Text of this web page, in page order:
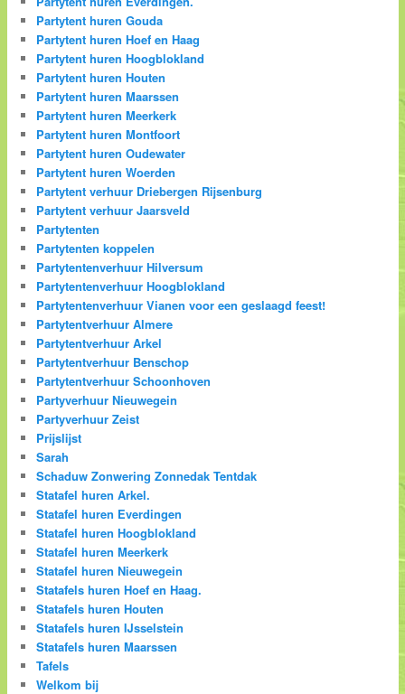
Partytent huren Gouda
Partytent huren Hoef en Haag
Partytent huren Hoogblokland
Partytent huren Houten
Partytent huren Maarssen
Partytent huren Meerkerk
Partytent huren Montfoort
Partytent huren Oudewater
Partytent huren Woerden
Partytent verhuur Driebergen Rijsenburg
Partytent verhuur Jaarsveld
Partytenten
Partytenten koppelen
Partytentenverhuur Hilversum
Partytentenverhuur Hoogblokland
Partytentenverhuur Vianen voor een geslaagd feest!
Partytentverhuur Almere
Partytentverhuur Arkel
Partytentverhuur Benschop
Partytentverhuur Schoonhoven
Partyverhuur Nieuwegein
Partyverhuur Zeist
Prijslijst
Sarah
Schaduw Zonwering Zonnedak Tentdak
Statafel huren Arkel.
Statafel huren Everdingen
Statafel huren Hoogblokland
Statafel huren Meerkerk
Statafel huren Nieuwegein
Statafels huren Hoef en Haag.
Statafels huren Houten
Statafels huren IJsselstein
Statafels huren Maarssen
Tafels
Welkom bij